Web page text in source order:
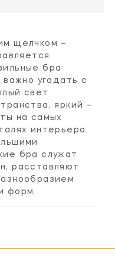
щелчком –
бра
важно угадать с
свет
яркий –
на самых
интерьера.
бра служат
расставляют
форм.